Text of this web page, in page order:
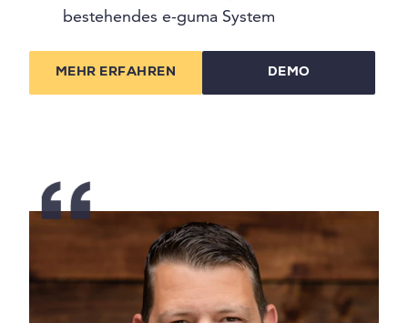
bestehendes e-guma System
MEHR ERFAHREN DEMO